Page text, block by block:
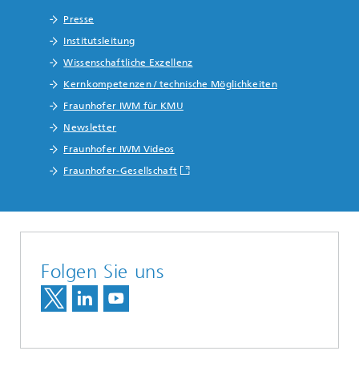
Presse
Institutsleitung
Wissenschaftliche Exzellenz
Kernkompetenzen / technische Möglichkeiten
Fraunhofer IWM für KMU
Newsletter
Fraunhofer IWM Videos
Fraunhofer-Gesellschaft
Folgen Sie uns